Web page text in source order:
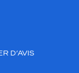
D’AVIS